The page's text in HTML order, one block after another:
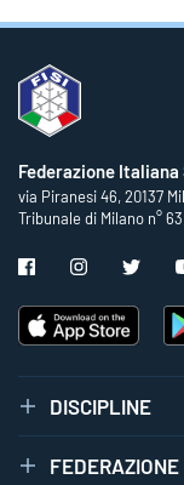
Federazione
via Piranesi 46, 20137
Tribunale di Milano n°
DISCIPLINE
FEDERAZIONE